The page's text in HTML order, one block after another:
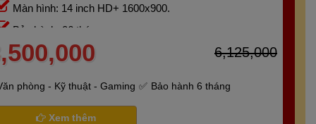
Màn hình: 14 inch HD+ 1600x900.
Bảo hành: 06 tháng.
6,125,000
phòng - Kỹ thuật - Gaming Bảo hành 6 tháng
Xem thêm